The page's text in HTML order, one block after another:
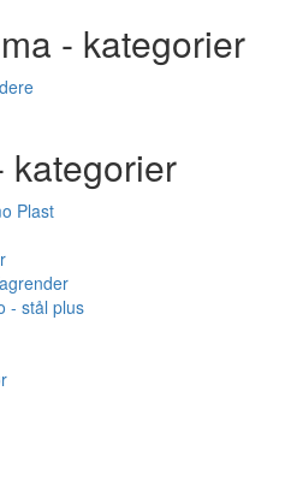
- kategorier
kategorier
Plast
- stål plus